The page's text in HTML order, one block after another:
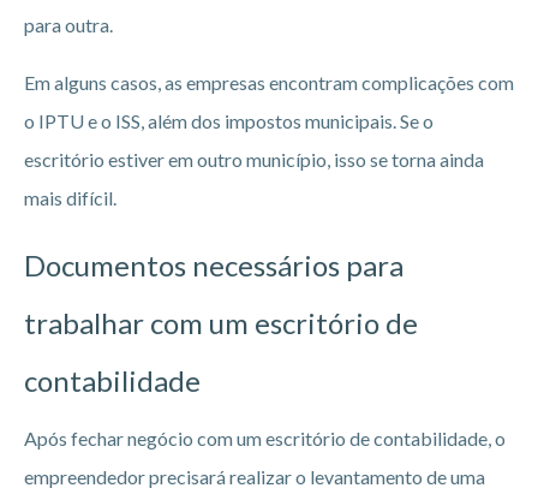
para outra.
Em alguns casos, as empresas encontram complicações com
o IPTU e o ISS, além dos impostos municipais. Se o
escritório estiver em outro município, isso se torna ainda
mais difícil.
Documentos necessários para
trabalhar com um escritório de
contabilidade
Após fechar negócio com um escritório de contabilidade, o
empreendedor precisará realizar o levantamento de uma